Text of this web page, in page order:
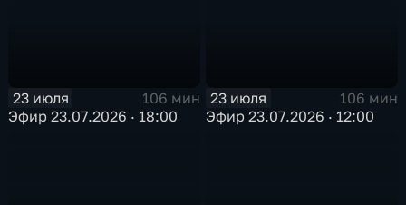
23 июля
106 мин
Эфир 23.07.2026 · 18:00
23 июля
106 мин
Эфир 23.07.2026 · 12:00